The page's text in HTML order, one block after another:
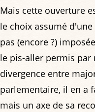
Mais cette ouverture
le choix assumé
pas (encore ?)
le pis-aller permis
divergence entre
parlementaire, il en a
mais un axe de sa